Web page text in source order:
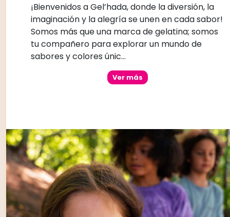
¡Bienvenidos a Gel’hada, donde la diversión, la
imaginación y la alegría se unen en cada sabor!
Somos más que una marca de gelatina; somos
tu compañero para explorar un mundo de
sabores y colores únic...
Ver más